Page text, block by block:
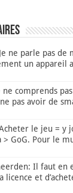
ne parle pas de
un appareil
ne comprends
pas avoir de
le jeu = y
> GoG. Pour le
Il faut en
licence et